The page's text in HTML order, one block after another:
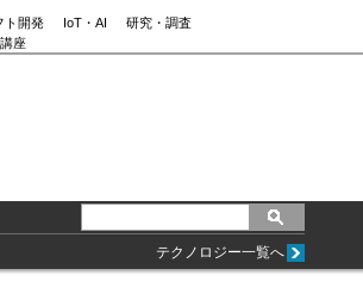
ト開発 IoT・AI
研究・調査
座
テクノロジー一覧へ